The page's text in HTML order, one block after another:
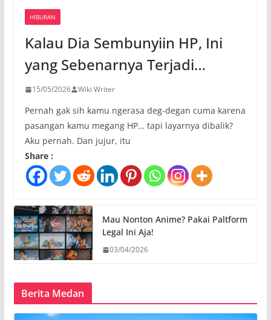
HIBURAN
Kalau Dia Sembunyiin HP, Ini
yang Sebenarnya Terjadi…
15/05/2026 Wiki Writer
Pernah gak sih kamu ngerasa deg-degan cuma karena
pasangan kamu megang HP… tapi layarnya dibalik?
Aku pernah. Dan jujur, itu
Share :
Mau Nonton Anime? Pakai Paltform
Legal Ini Aja!
03/04/2026
Berita Medan